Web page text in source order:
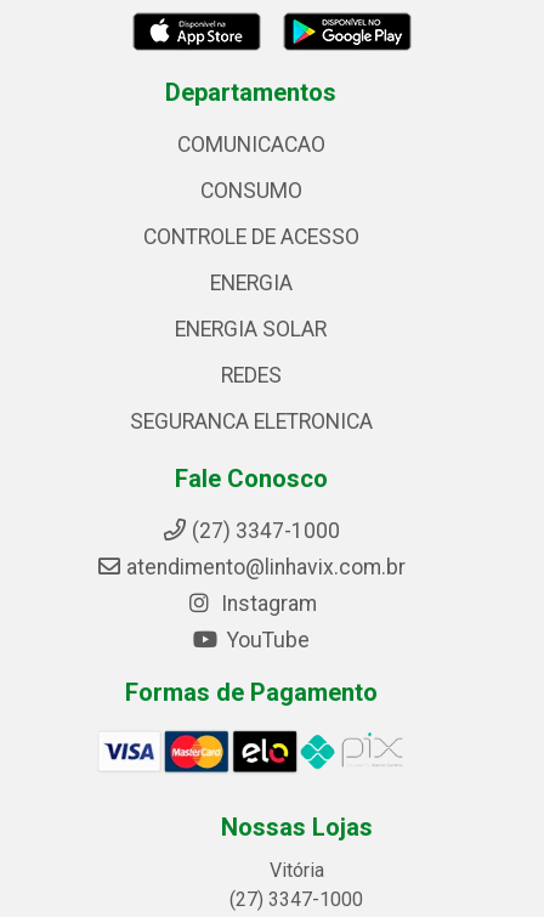
Departamentos
COMUNICACAO
CONSUMO
CONTROLE DE ACESSO
ENERGIA
ENERGIA SOLAR
REDES
SEGURANCA ELETRONICA
Fale Conosco
(27) 3347-1000
atendimento@linhavix.com.br
Instagram
YouTube
Formas de Pagamento
Nossas Lojas
Vitória
(27) 3347-1000